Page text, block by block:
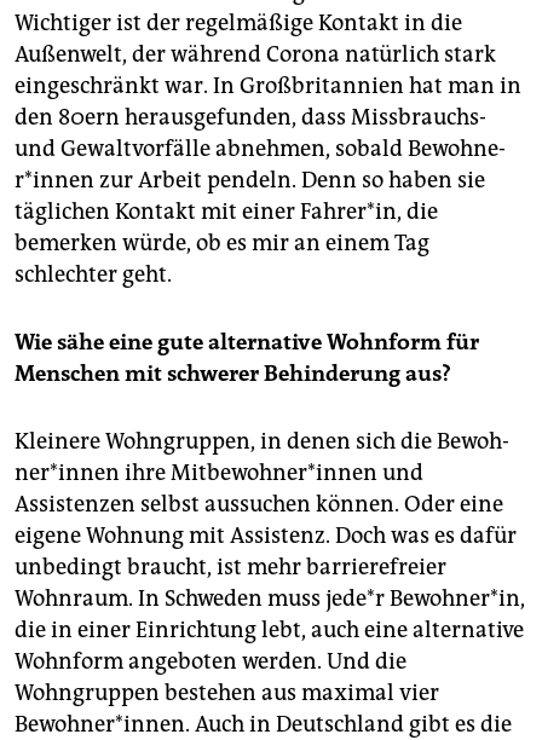
Wichtiger ist der regelmäßige Kontakt in die
Außenwelt, der während Corona natürlich stark
eingeschränkt war. In Großbritannien hat man in
den 80ern herausgefunden, dass Missbrauchs-
und Gewaltvorfälle abnehmen, sobald Be­woh­ne­
r*in­nen zur Arbeit pendeln. Denn so haben sie
täglichen Kontakt mit ei­ner Fahrer*in, die
bemerken würde, ob es mir an einem Tag
schlechter geht.
Wie sähe eine gute alternative Wohnform für
Menschen mit schwerer Behinderung aus?
Kleinere Wohngruppen, in denen sich die Be­woh­
ne­r*in­nen ihre Mit­be­woh­ne­r*in­nen und
Assistenzen selbst aussuchen können. Oder eine
eigene Wohnung mit Assistenz. Doch was es dafür
unbedingt braucht, ist mehr barrierefreier
Wohnraum. In Schweden muss je­de*r Bewohner*in,
die in einer Einrichtung lebt, auch eine alternative
Wohnform angeboten werden. Und die
Wohngruppen bestehen aus maximal vier
Bewohner*innen. Auch in Deutschland gibt es die